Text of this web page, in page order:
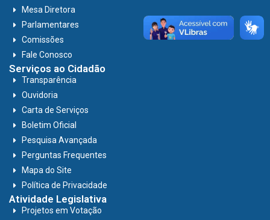
Mesa Diretora
Parlamentares
Comissões
Fale Conosco
Serviços ao Cidadão
Transparência
Ouvidoria
Carta de Serviços
Boletim Oficial
Pesquisa Avançada
Perguntas Frequentes
Mapa do Site
Política de Privacidade
Atividade Legislativa
Projetos em Votação